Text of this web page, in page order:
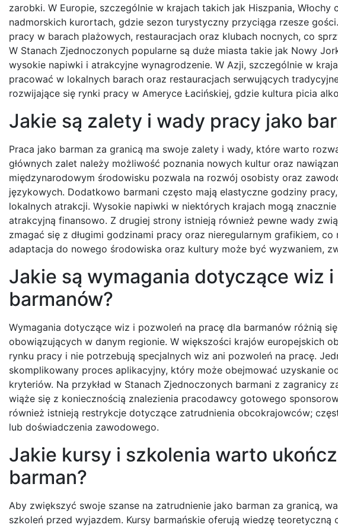
zarobki. W Europie, szczególnie w krajach takich jak Hiszpania,
nadmorskich kurortach, gdzie sezon turystyczny przyciąga rzesze
pracy w barach plażowych, restauracjach oraz klubach nocnych, co
W Stanach Zjednoczonych popularne są duże miasta takie jak Nowy
wysokie napiwki i atrakcyjne wynagrodzenie. W Azji, szczególnie w
pracować w lokalnych barach oraz restauracjach serwujących
rozwijające się rynki pracy w Ameryce Łacińskiej, gdzie kultura picia
Jakie są zalety i wady pracy jako
Praca jako barman za granicą ma swoje zalety i wady, które warto
głównych zalet należy możliwość poznania nowych kultur oraz
międzynarodowym środowisku pozwala na rozwój osobisty oraz
językowych. Dodatkowo barmani często mają elastyczne godziny
lokalnych atrakcji. Wysokie napiwki w niektórych krajach mogą
atrakcyjną finansowo. Z drugiej strony istnieją również pewne wady
zmagać się z długimi godzinami pracy oraz nieregularnym grafikiem,
adaptacja do nowego środowiska oraz kultury może być wyzwaniem,
Jakie są wymagania dotyczące wiz
barmanów?
Wymagania dotyczące wiz i pozwoleń na pracę dla barmanów różnią
obowiązujących w danym regionie. W większości krajów europejskich
rynku pracy i nie potrzebują specjalnych wiz ani pozwoleń na pracę.
skomplikowany proces aplikacyjny, który może obejmować uzyskanie
kryteriów. Na przykład w Stanach Zjednoczonych barmani z zagranicy
wiąże się z koniecznością znalezienia pracodawcy gotowego
również istnieją restrykcje dotyczące zatrudnienia obcokrajowców;
lub doświadczenia zawodowego.
Jakie kursy i szkolenia warto
barman?
Aby zwiększyć swoje szanse na zatrudnienie jako barman za granicą,
szkoleń przed wyjazdem. Kursy barmańskie oferują wiedzę